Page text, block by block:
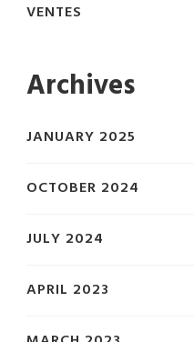
VENTES
Archives
JANUARY 2025
OCTOBER 2024
JULY 2024
APRIL 2023